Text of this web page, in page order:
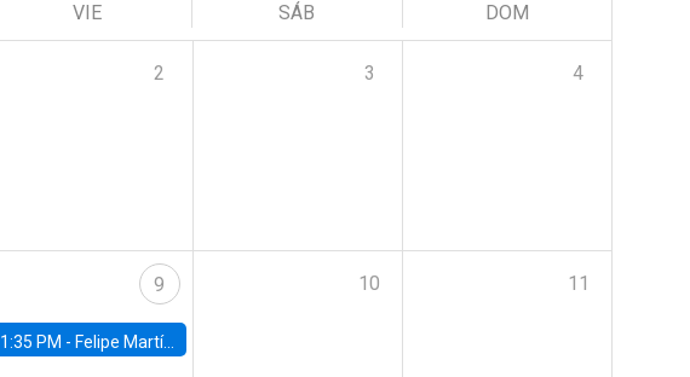
VIE SÁB DOM
2 3 4
9
1:35 PM - Felipe Martínez, alumno Doctorado en Economía UC
10 11